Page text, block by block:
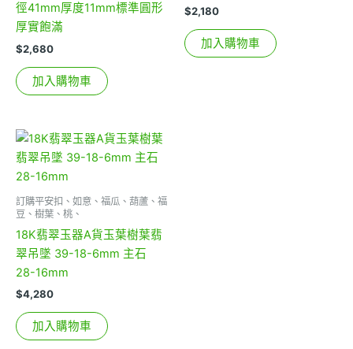
徑41mm厚度11mm標準圓形
厚實飽滿
$2,680
加入購物車
$2,180
加入購物車
訂購平安扣、如意、福瓜、葫蘆、福
豆、樹葉、桃、
18K翡翠玉器A貨玉葉樹葉翡
翠吊墜 39-18-6mm 主石
28-16mm
$4,280
加入購物車